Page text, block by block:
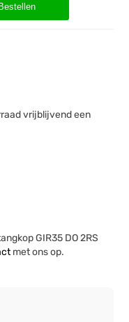
Bestellen
vrijblijvend een
GIR35 DO 2RS
met ons op.